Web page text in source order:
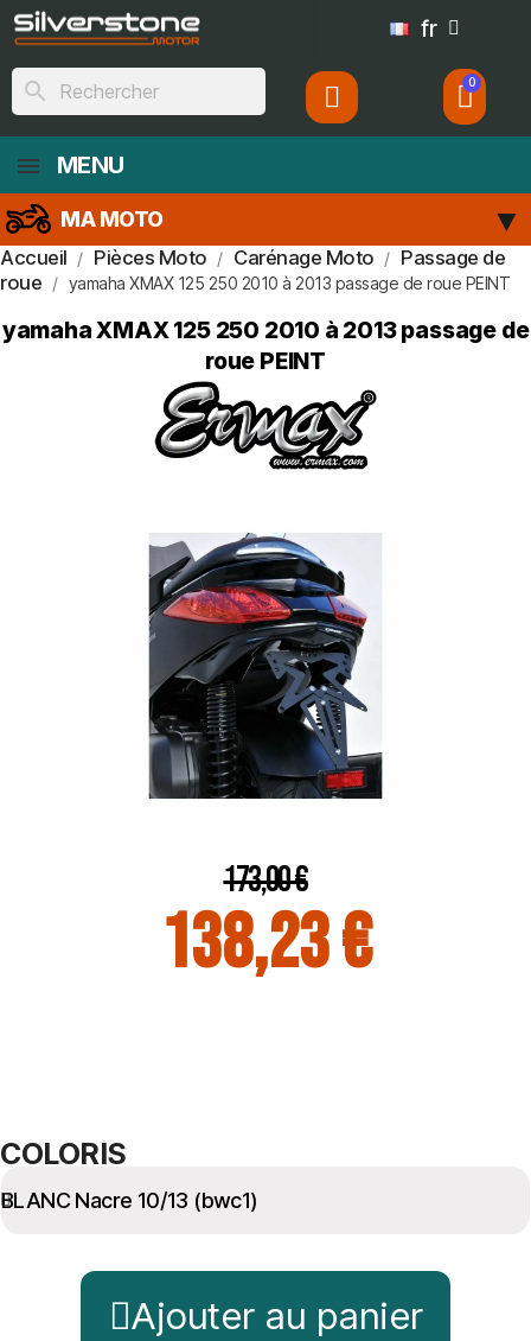
fr
search
MENU
MA MOTO
Accueil Pièces Moto Carénage Moto
Passage de
roue
yamaha XMAX 125 250 2010 à 2013 passage de roue PEINT
yamaha XMAX 125 250 2010 à 2013 passage de
roue PEINT
173,00 €
138,23 €
COLORIS
Ajouter au panier